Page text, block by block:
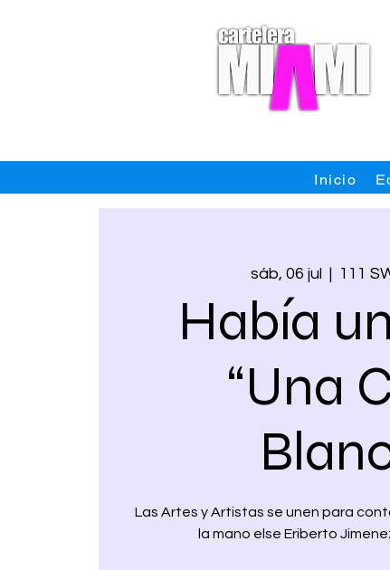
Inicio
sáb, 06 jul 111
Había
“Una
Las Artes y Artistas se unen para
la mano else Eriberto